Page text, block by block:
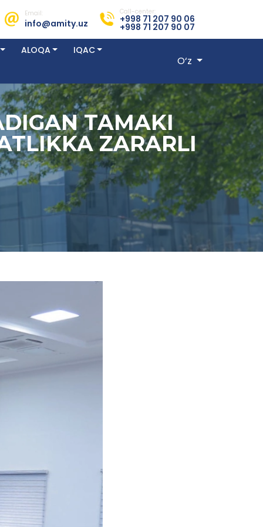
Email:
info@amity.uz
Call-center:
+998 71 207 90 06
+998 71 207 90 07
ALOQA
IQAC
O‘z
TAMAKI
ZARARLI